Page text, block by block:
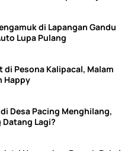
di Lapangan Gandu
Lupa Pulang
di Pesona Kalipacal, Malam
Happy
Desa Pacing Menghilang,
Datang Lagi?